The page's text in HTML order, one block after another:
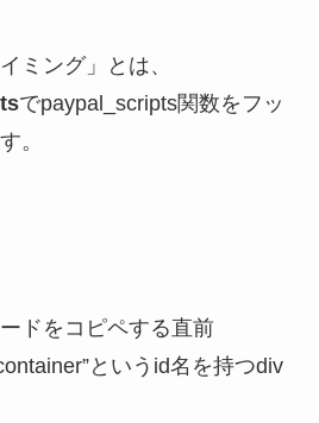
ミング」とは、
でpaypal_scripts関数をフッ
。
ドをコピペする直前
というid名を持つdiv